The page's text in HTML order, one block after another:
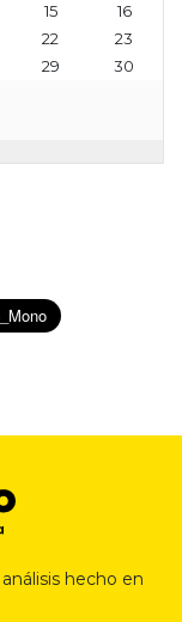
15
16
22
23
29
30
hecho en